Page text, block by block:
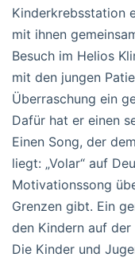
Kinderkrebsstation
mit ihnen
Besuch im Helios
mit den jungen
Überraschung ein
Dafür hat er einen
Einen Song, der
liegt: „Volar“ auf
Motivationssong
Grenzen gibt. Ein
den Kindern auf
Die Kinder und